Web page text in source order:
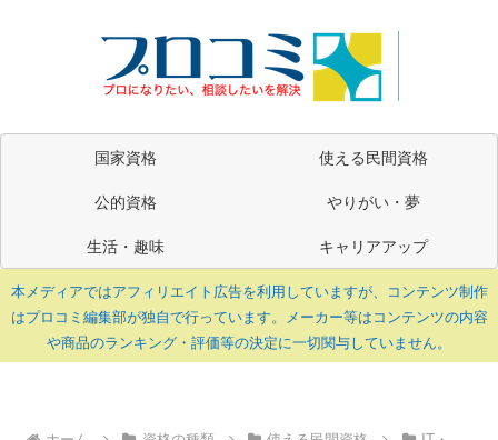
国家資格
使える民間資格
公的資格
やりがい・夢
生活・趣味
キャリアアップ
本メディアではアフィリエイト広告を利用していますが、コンテンツ制作
はプロコミ編集部が独自で行っています。メーカー等はコンテンツの内容
や商品のランキング・評価等の決定に一切関与していません。